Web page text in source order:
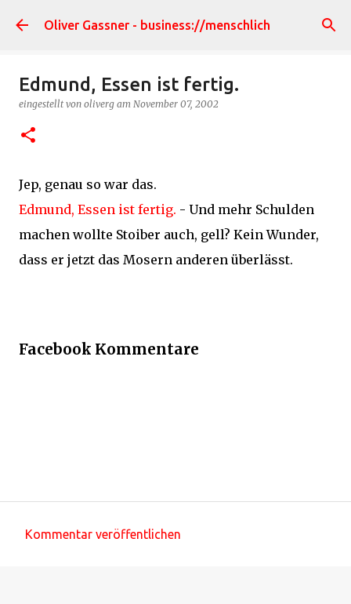
Direkt zum Hauptbereich
Oliver Gassner - business://menschlich
Edmund, Essen ist fertig.
eingestellt von oliverg am November 07, 2002
Jep, genau so war das.
Edmund, Essen ist fertig. - Und mehr Schulden
machen wollte Stoiber auch, gell? Kein Wunder,
dass er jetzt das Mosern anderen überlässt.
Facebook Kommentare
Kommentar veröffentlichen